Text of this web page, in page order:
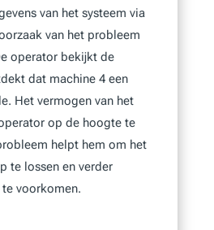
van het systeem via
van het probleem
operator bekijkt de
dat machine 4 een
Het vermogen van het
op de hoogte te
helpt hem om het
te lossen en verder
voorkomen.